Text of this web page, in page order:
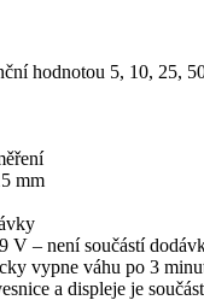
hodnotou 5, 10, 25,
mm
V – není součástí
vypne váhu po 3
a displeje je